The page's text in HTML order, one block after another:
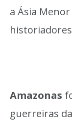
a Ásia
Amazonas
guerreiras